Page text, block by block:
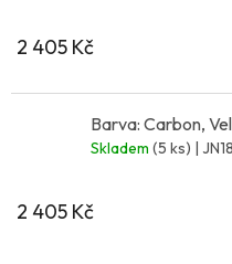
2 405 Kč
Barva: Carbon,
Skladem (5 ks) |
2 405 Kč